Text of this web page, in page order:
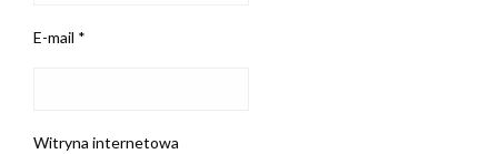
E-mail *
Witryna internetowa